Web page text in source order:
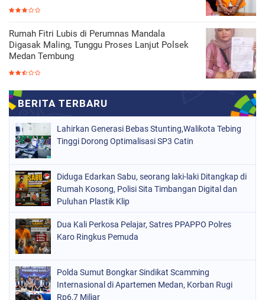
Rumah Fitri Lubis di Perumnas Mandala
Digasak Maling, Tunggu Proses Lanjut Polsek
Medan Tembung
Lahirkan Generasi Bebas Stunting,Walikota Tebing
Tinggi Dorong Optimalisasi SP3 Catin
Diduga Edarkan Sabu, seorang laki-laki Ditangkap di
Rumah Kosong, Polisi Sita Timbangan Digital dan
Puluhan Plastik Klip
Dua Kali Perkosa Pelajar, Satres PPAPPO Polres
Karo Ringkus Pemuda
Polda Sumut Bongkar Sindikat Scamming
Internasional di Apartemen Medan, Korban Rugi
Rp6,7 Miliar